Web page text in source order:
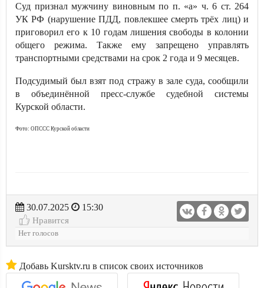
Суд признал мужчину виновным по п. «а» ч. 6 ст. 264
УК РФ (нарушение ПДД, повлекшее смерть трёх лиц) и
приговорил его к 10 годам лишения свободы в колонии
общего режима. Также ему запрещено управлять
транспортными средствами на срок 2 года и 9 месяцев.
Подсудимый был взят под стражу в зале суда, сообщили
в объединённой пресс-службе судебной системы
Курской области.
Фото: ОПССС Курской области
30.07.2025
15:30
Нравится
Нет голосов
Добавь Kursktv.ru в список своих источников